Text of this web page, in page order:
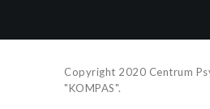
Copyright 2020 Centrum
"KOMPAS".